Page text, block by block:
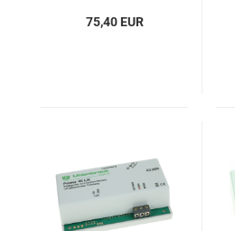
75,40 EUR